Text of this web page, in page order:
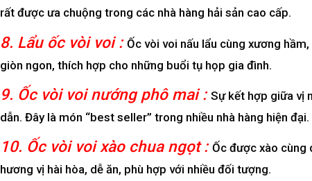
rất được ưa chuộng trong các nhà hàng hải sản cao cấp.
8. Lẩu ốc vòi voi : Ốc vòi voi nấu lẩu cùng xương
giòn ngon, thích hợp cho những buổi tụ họp gia đình.
9. Ốc vòi voi nướng phô mai : Sự kết hợp giữa vị
dẫn. Đây là món “best seller” trong nhiều nhà hàng hiện đại.
10. Ốc vòi voi xào chua ngọt : Ốc được xào cùng
hương vị hài hòa, dễ ăn, phù hợp với nhiều đối tượng.